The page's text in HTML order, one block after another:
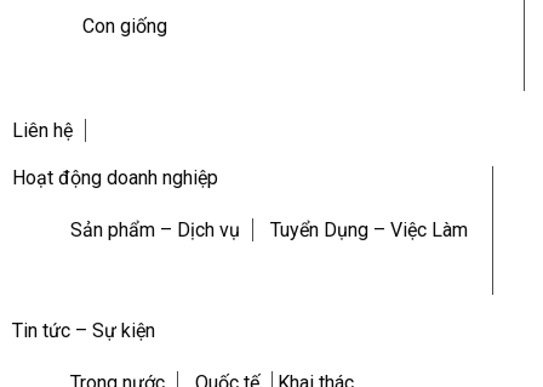
Con giống
Liên hệ
Hoạt động doanh nghiệp
Sản phẩm – Dịch vụ Tuyển Dụng – Việc Làm
Tin tức – Sự kiện